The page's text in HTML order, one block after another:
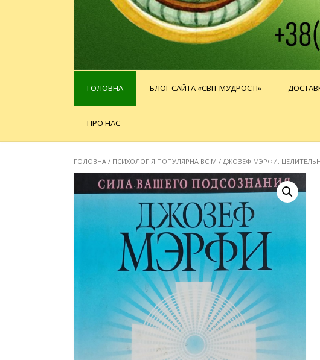
ГОЛОВНА БЛОГ САЙТА «СВІТ МУДРОСТІ»
ПРО НАС
ГОЛОВНА / ПСИХОЛОГІЯ ПОПУЛЯРНА ВСІМ / ДЖОЗЕФ МЭРФИ.